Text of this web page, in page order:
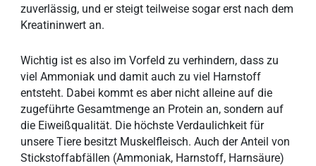
zuverlässig, und er steigt teilweise sogar erst nach dem
Kreatininwert an.
Wichtig ist es also im Vorfeld zu verhindern, dass zu
viel Ammoniak und damit auch zu viel Harnstoff
entsteht. Dabei kommt es aber nicht alleine auf die
zugeführte Gesamtmenge an Protein an, sondern auf
die Eiweißqualität. Die höchste Verdaulichkeit für
unsere Tiere besitzt Muskelfleisch. Auch der Anteil von
Stickstoffabfällen (Ammoniak, Harnstoff, Harnsäure)